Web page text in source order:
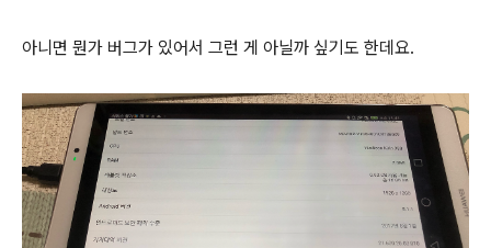
아니면 뭔가 버그가 있어서 그런 게 아닐까 싶기도 한데요.